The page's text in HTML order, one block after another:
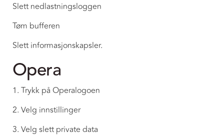
Slett nedlastningsloggen
Tøm bufferen
Slett informasjonskapsler.
Opera
1. Trykk på Operalogoen
2. Velg innstillinger
3. Velg slett private data